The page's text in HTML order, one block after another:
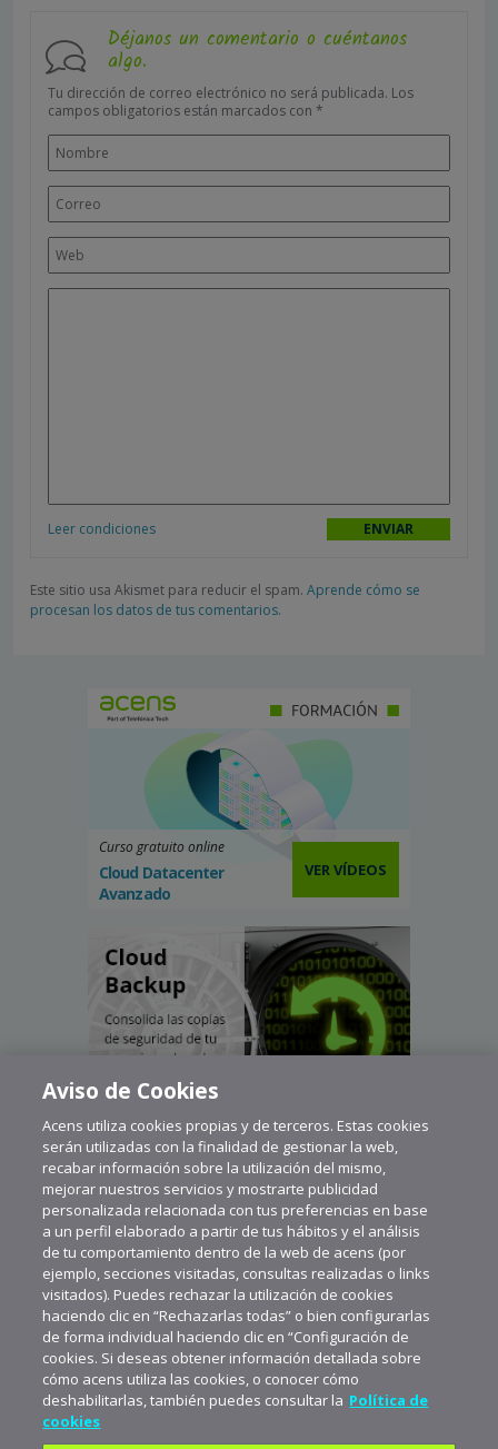
Déjanos un comentario o cuéntanos
algo.
Tu dirección de correo electrónico no será publicada. Los
campos obligatorios están marcados con *
Leer condiciones
Este sitio usa Akismet para reducir el spam. Aprende cómo se
procesan los datos de tus comentarios.
Curso gratuito online
Cloud Datacenter
Avanzado
VER VÍDEOS
Aviso de Cookies
Acens utiliza cookies propias y de terceros. Estas cookies
serán utilizadas con la finalidad de gestionar la web,
recabar información sobre la utilización del mismo,
mejorar nuestros servicios y mostrarte publicidad
personalizada relacionada con tus preferencias en base
a un perfil elaborado a partir de tus hábitos y el análisis
de tu comportamiento dentro de la web de acens (por
ejemplo, secciones visitadas, consultas realizadas o links
visitados). Puedes rechazar la utilización de cookies
haciendo clic en “Rechazarlas todas” o bien configurarlas
de forma individual haciendo clic en “Configuración de
cookies. Si deseas obtener información detallada sobre
cómo acens utiliza las cookies, o conocer cómo
deshabilitarlas, también puedes consultar la Política de
cookies